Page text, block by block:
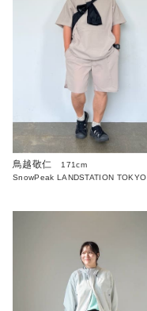
鳥越敬仁
171cm
SnowPeak LANDSTATION TOKYO